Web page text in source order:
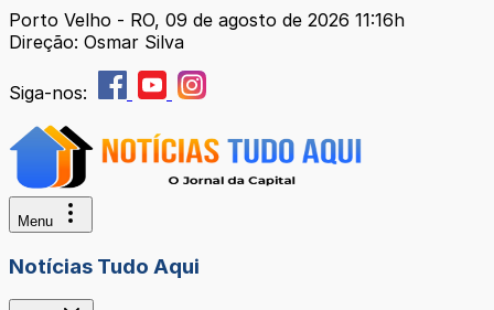
Porto Velho - RO, 09 de agosto de 2026 11:16h
Direção: Osmar Silva
Siga-nos:
Menu
Notícias Tudo Aqui